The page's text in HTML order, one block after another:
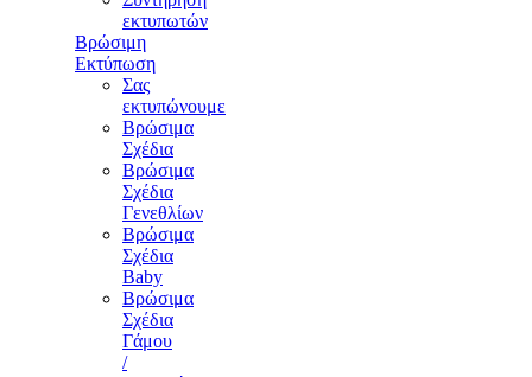
εκτυπωτών
Βρώσιμη
Εκτύπωση
Σας
εκτυπώνουμε
Βρώσιμα
Σχέδια
Βρώσιμα
Σχέδια
Γενεθλίων
Βρώσιμα
Σχέδια
Baby
Βρώσιμα
Σχέδια
Γάμου
/